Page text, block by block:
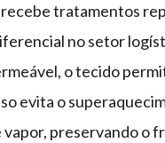
tratamentos
no setor
o tecido
evita o
vapor, preservando o